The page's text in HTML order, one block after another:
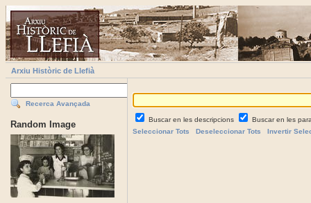
Arxiu Històric de Llefià
Recerca Avançada
Random Image Buscar en les descripcions
Buscar en les
Seleccionar Tots
Deseleccionar Tots Invertir